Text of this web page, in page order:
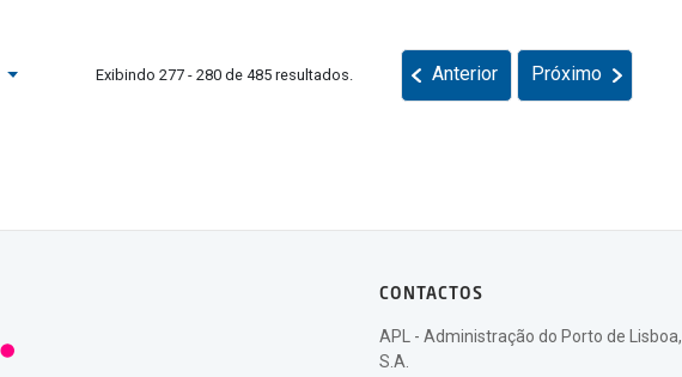
Exibindo 277 - 280 de 485 resultados. Anterior Próximo
CONTACTOS
APL - Administração do Porto de Lisboa,
S.A.